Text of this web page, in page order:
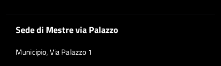
Sede di Mestre via Palazzo
Municipio, Via Palazzo 1